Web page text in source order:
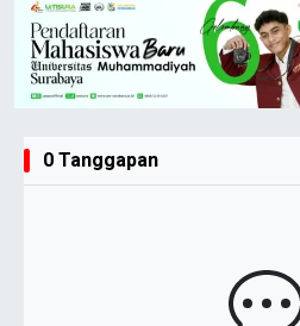
0 Tanggapan